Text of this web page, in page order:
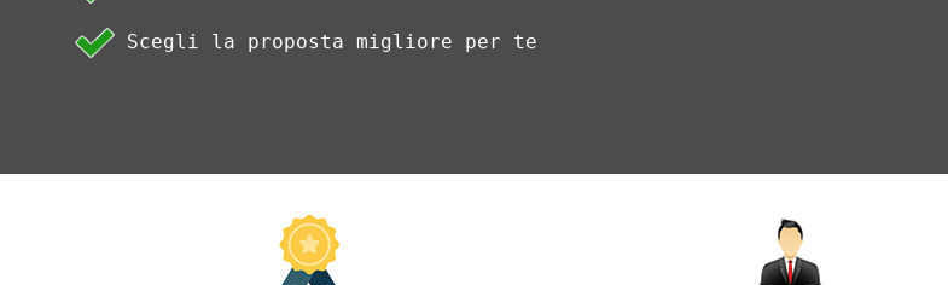
Scegli la proposta migliore per te